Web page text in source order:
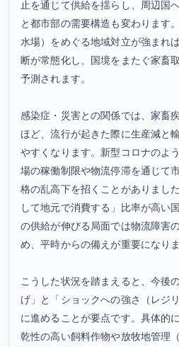
止を通じて供給を揺らし、周辺国
と都市部の需要構造も変わります
水場）をめぐる地域対立が強まれ
断が常態化し、国境をまたぐ家畜
予測されます。
感染症・災害との関係では、家畜
ほど、流行が起きた際に生産減と
やすくなります。新型コロナのよ
場の稼働制限や物流停滞を通じて
格の乱高下を招くことがありまし
して地元で消費する」比率が高い
の供給が伸びる局面では物流障害
め、平時からの備えが重要になりま
こうした状況を踏まえると、今後
げ」と「ショックへの強さ（レジ
に進めることが要点です。具体的
乾性の高い飼料作物や放牧地管理